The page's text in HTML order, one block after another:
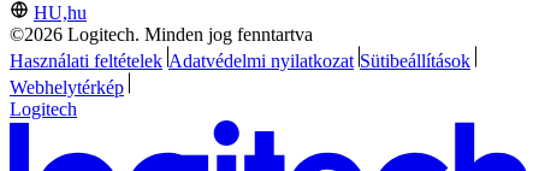
HU,hu
©2026 Logitech. Minden jog fenntartva
Használati feltételek Adatvédelmi nyilatkozat Sütibeállítások
Webhelytérkép
Logitech